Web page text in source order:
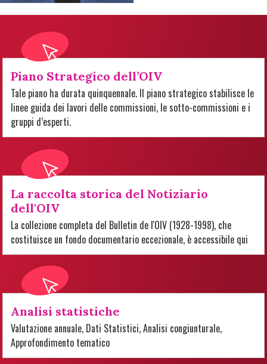
Piano Strategico dell’OIV
Tale piano ha durata quinquennale. Il piano strategico stabilisce le
linee guida dei lavori delle commissioni, le sotto-commissioni e i
gruppi d’esperti.
La raccolta storica del Notiziario
dell'OIV
La collezione completa del Bulletin de l'OIV (1928-1998), che
costituisce un fondo documentario eccezionale, è accessibile qui
Analisi statistiche
Valutazione annuale, Dati Statistici, Analisi congiunturale,
Approfondimento tematico